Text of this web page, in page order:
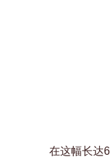
在这幅长达